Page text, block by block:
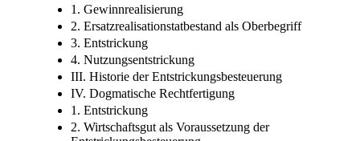
1. Gewinnrealisierung
2. Ersatzrealisationstatbestand als Oberbegriff
3. Entstrickung
4. Nutzungsentstrickung
III. Historie der Entstrickungsbesteuerung
IV. Dogmatische Rechtfertigung
1. Entstrickung
2. Wirtschaftsgut als Voraussetzung der